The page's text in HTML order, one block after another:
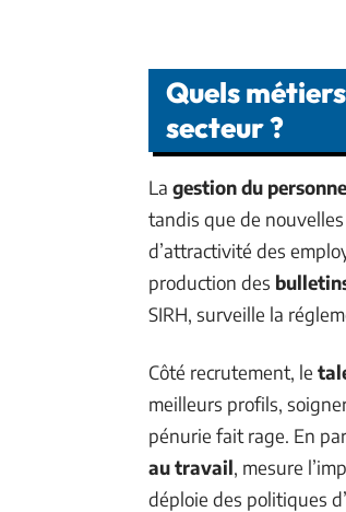
Quels
secteur ?
La gestion du
tandis que de
d’attractivité des
production des
SIRH, surveille la
Côté recrutement, le
meilleurs profils,
pénurie fait rage. En
au travail, mesure
déploie des politiques